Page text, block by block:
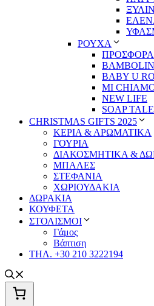
ΡΟΥΧΑ
ΠΡΟΣΦΟΡΑ
BABY U
MI
NEW LIFE
SOAP
CHRISTMAS GIFTS 2025
ΚΕΡΙΑ & ΑΡΩΜΑΤΙΚΑ
ΓΟΥΡΙΑ
ΔΙΑΚΟΣΜΗΤΙΚΑ &
ΜΠΑΛΕΣ
ΣΤΕΦΑΝΙΑ
ΧΩΡΙΟΥΔΑΚΙΑ
ΔΩΡΑΚΙΑ
ΚΟΥΦΕΤΑ
ΣΤΟΛΙΣΜΟΙ
Γάμος
Βάπτιση
ΤΗΛ. +30 210 3222194